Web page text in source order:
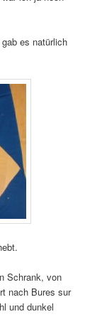
es natürlich
Schrank, von
nach Bures sur
und dunkel